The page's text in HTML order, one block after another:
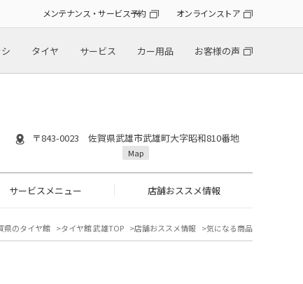
メンテナンス・サービス予約 オンラインストア
タイヤ サービス カー用品 お客様の声
〒843-0023 佐賀県武雄市武雄町大字昭和810番地
Map
サービスメニュー 店舗おススメ情報
県のタイヤ館 タイヤ館 武雄TOP 店舗おススメ情報 気になる商品